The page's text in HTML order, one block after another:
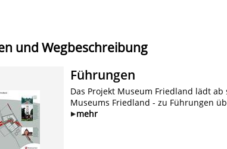
und Wegbeschreibung
Führungen
Das Projekt Museum Friedland lädt
Museums Friedland - zu Führungen
mehr